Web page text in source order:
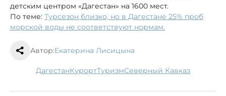
детским центром «Дагестан» на 1600 мест.
По теме: Турсезон близко, но в Дагестане 25% проб
морской воды не соответствуют нормам.
Автор:Екатерина Лисицына
Дагестан курорт туризм Северный Кавказ